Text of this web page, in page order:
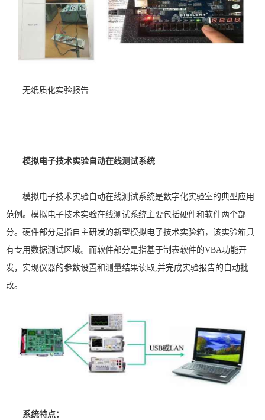
无纸质化实验报告
模拟电子技术实验自动在线测试系统
模拟电子技术实验自动在线测试系统是数字化实验室的典型应用
范例。模拟电子技术实验在线测试系统主要包括硬件和软件两个部
分。硬件部分是指自主研发的新型模拟电子技术实验箱，该实验箱具
有专用数据测试区域。而软件部分是指基于制表软件的VBA功能开
发，实现仪器的参数设置和测量结果读取,并完成实验报告的自动批
改。
系统特点：